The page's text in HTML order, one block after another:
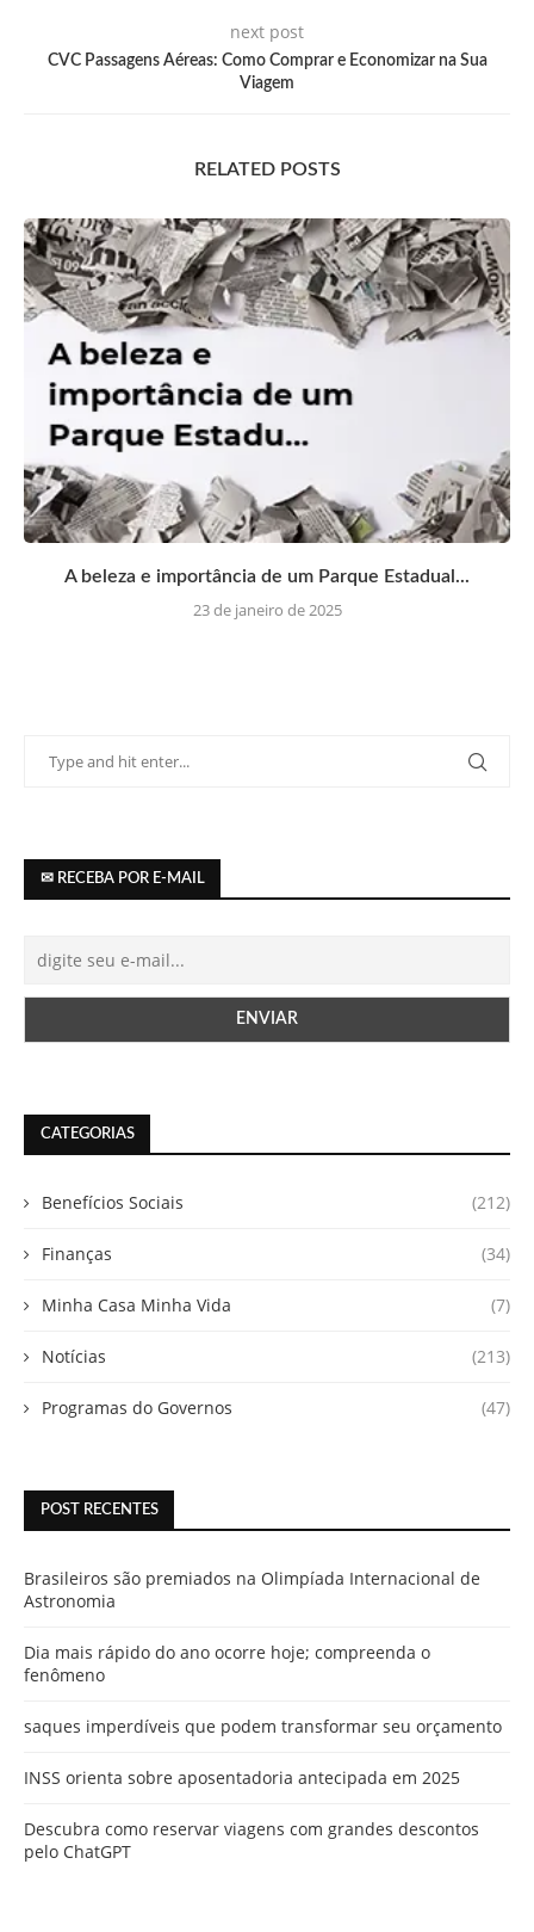
next post
CVC Passagens Aéreas: Como Comprar e Economizar na Sua
Viagem
RELATED POSTS
A beleza e importância de um Parque Estadual...
23 de janeiro de 2025
✉ RECEBA POR E-MAIL
CATEGORIAS
Benefícios Sociais (212)
Finanças (34)
Minha Casa Minha Vida (7)
Notícias (213)
Programas do Governos (47)
POST RECENTES
Brasileiros são premiados na Olimpíada Internacional de
Astronomia
Dia mais rápido do ano ocorre hoje; compreenda o
fenômeno
saques imperdíveis que podem transformar seu orçamento
INSS orienta sobre aposentadoria antecipada em 2025
Descubra como reservar viagens com grandes descontos
pelo ChatGPT